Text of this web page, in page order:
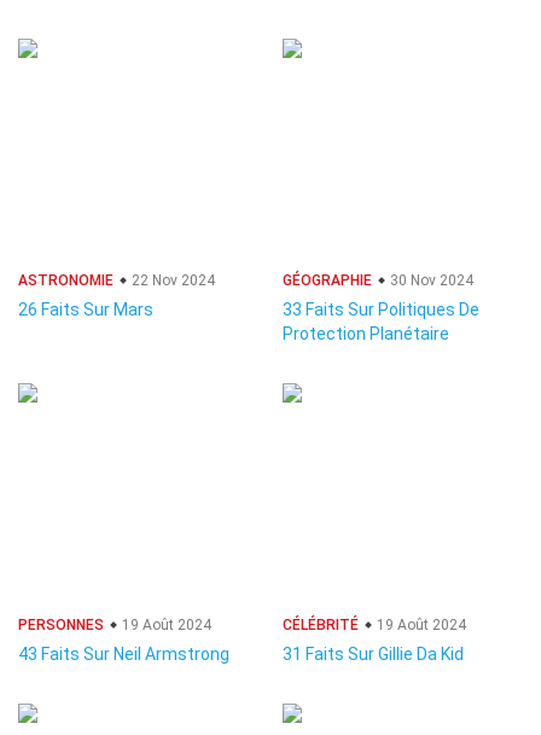
ASTRONOMIE 22 Nov 2024
26 Faits Sur Mars
GÉOGRAPHIE 30 Nov 2024
33 Faits Sur Politiques De
Protection Planétaire
PERSONNES 19 Août 2024
43 Faits Sur Neil Armstrong
CÉLÉBRITÉ 19 Août 2024
31 Faits Sur Gillie Da Kid